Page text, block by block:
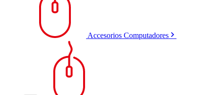
Accesorios Computadores